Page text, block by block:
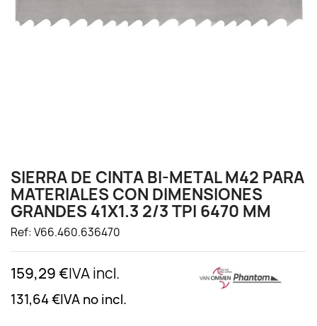
SIERRA DE CINTA BI-METAL M42 PARA
MATERIALES CON DIMENSIONES
GRANDES 41X1.3 2/3 TPI 6470 MM
Ref: V66.460.636470
159,29 €IVA incl.
131,64 €IVA no incl.